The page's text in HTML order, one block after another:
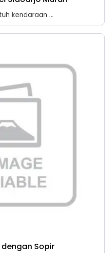
kendaraan ...
dengan Sopir